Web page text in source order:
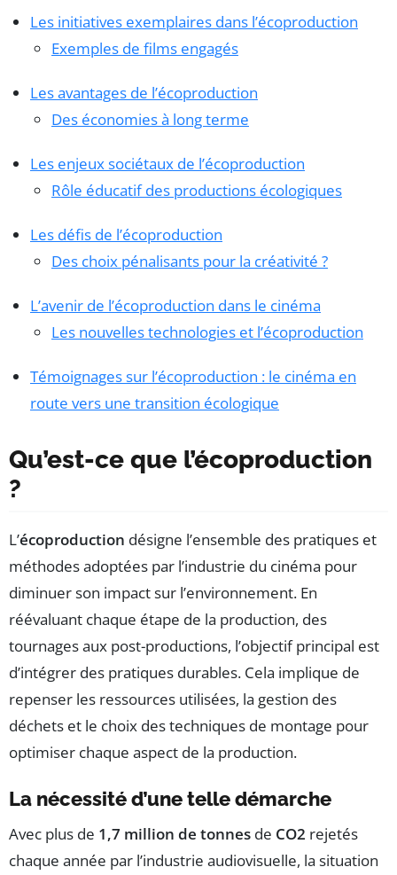
Les initiatives exemplaires dans l’écoproduction
Exemples de films engagés
Les avantages de l’écoproduction
Des économies à long terme
Les enjeux sociétaux de l’écoproduction
Rôle éducatif des productions écologiques
Les défis de l’écoproduction
Des choix pénalisants pour la créativité ?
L’avenir de l’écoproduction dans le cinéma
Les nouvelles technologies et l’écoproduction
Témoignages sur l’écoproduction : le cinéma en
route vers une transition écologique
Qu’est-ce que l’écoproduction
?
L’écoproduction désigne l’ensemble des pratiques et
méthodes adoptées par l’industrie du cinéma pour
diminuer son impact sur l’environnement. En
réévaluant chaque étape de la production, des
tournages aux post-productions, l’objectif principal est
d’intégrer des pratiques durables. Cela implique de
repenser les ressources utilisées, la gestion des
déchets et le choix des techniques de montage pour
optimiser chaque aspect de la production.
La nécessité d’une telle démarche
Avec plus de 1,7 million de tonnes de CO2 rejetés
chaque année par l’industrie audiovisuelle, la situation